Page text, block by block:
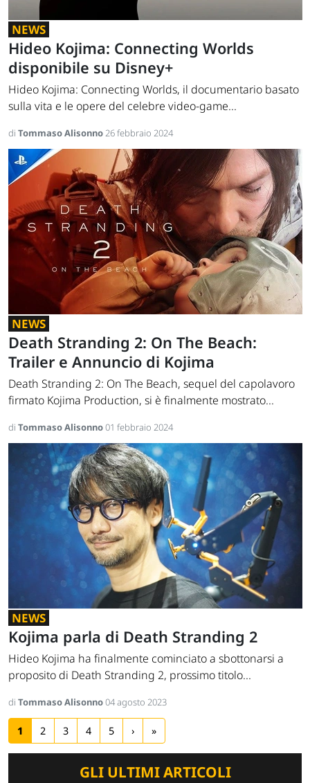
NEWS
Hideo Kojima: Connecting Worlds
disponibile su Disney+
Hideo Kojima: Connecting Worlds, il documentario basato
sulla vita e le opere del celebre video-game...
di Tommaso Alisonno26 febbraio 2024
NEWS
Death Stranding 2: On The Beach:
Trailer e Annuncio di Kojima
Death Stranding 2: On The Beach, sequel del capolavoro
firmato Kojima Production, si è finalmente mostrato...
di Tommaso Alisonno01 febbraio 2024
NEWS
Kojima parla di Death Stranding 2
Hideo Kojima ha finalmente cominciato a sbottonarsi a
proposito di Death Stranding 2, prossimo titolo...
di Tommaso Alisonno04 agosto 2023
1 2 3 4 5 › »
GLI ULTIMI ARTICOLI